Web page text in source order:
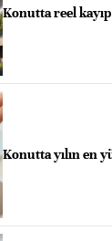
Konutta reel
Konutta yılın en